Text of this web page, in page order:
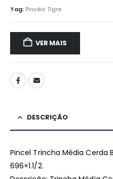
Tag: Pincéis Tigre
VER MAIS
DESCRIÇÃO
Pincel Trincha Média Cerda
696×1.1/2.